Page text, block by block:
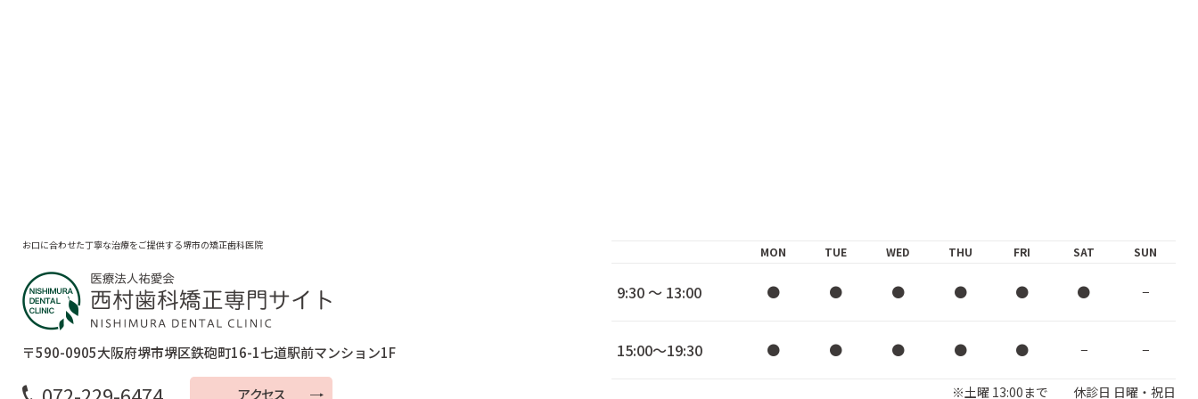
お口に合わせた丁寧な治療をご提供する堺市の矯正歯科医院
〒590-0905大阪府堺市堺区鉄砲町16-1七道駅前マンション1F
アクセス
MON TUE WED THU FRI SAT SUN
※土曜 13:00まで 休診日 日曜・祝日
9:30 ～ 13:00 ● ● ● ● ● ● −
15:00～19:30 ● ● ● ● ● − −